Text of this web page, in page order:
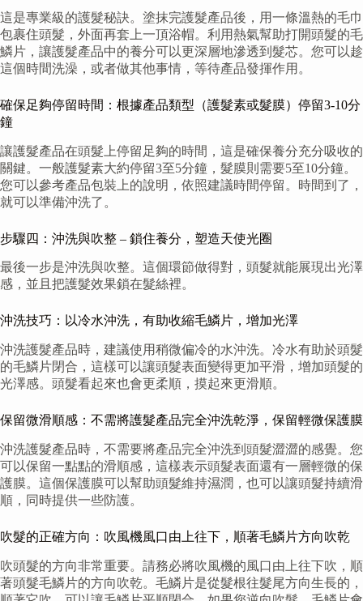
這是專業級的護髮秘訣。塗抹完護髮產品後，用一條溫熱的毛巾
包裹住頭髮，外面再套上一頂浴帽。利用熱氣幫助打開頭髮的毛
鱗片，讓護髮產品中的養分可以更深層地滲透到髮芯。您可以趁
這個時間洗澡，或者做其他事情，等待產品發揮作用。
確保足夠停留時間：根據產品類型（護髮素或髮膜）停留3-10分
鐘
讓護髮產品在頭髮上停留足夠的時間，這是確保養分充分吸收的
關鍵。一般護髮素大約停留3至5分鐘，髮膜則需要5至10分鐘。
您可以參考產品包裝上的說明，依照建議時間停留。時間到了，
就可以準備沖洗了。
步驟四：沖洗與吹整 – 鎖住養分，塑造天使光圈
最後一步是沖洗與吹整。這個環節做得對，頭髮就能展現出光澤
感，並且把護髮效果鎖在髮絲裡。
沖洗技巧：以冷水沖洗，有助收縮毛鱗片，增加光澤
沖洗護髮產品時，建議使用稍微偏冷的水沖洗。冷水有助於頭髮
的毛鱗片閉合，這樣可以讓頭髮表面變得更加平滑，增加頭髮的
光澤感。頭髮看起來也會更柔順，摸起來更滑順。
保留微滑順感：不需將護髮產品完全沖洗乾淨，保留輕微保護膜
沖洗護髮產品時，不需要將產品完全沖洗到頭髮澀澀的感覺。您
可以保留一點點的滑順感，這樣表示頭髮表面還有一層輕微的保
護膜。這個保護膜可以幫助頭髮維持濕潤，也可以讓頭髮持續滑
順，同時提供一些防護。
吹髮的正確方向：吹風機風口由上往下，順著毛鱗片方向吹乾
吹頭髮的方向非常重要。請務必將吹風機的風口由上往下吹，順
著頭髮毛鱗片的方向吹乾。毛鱗片是從髮根往髮尾方向生長的，